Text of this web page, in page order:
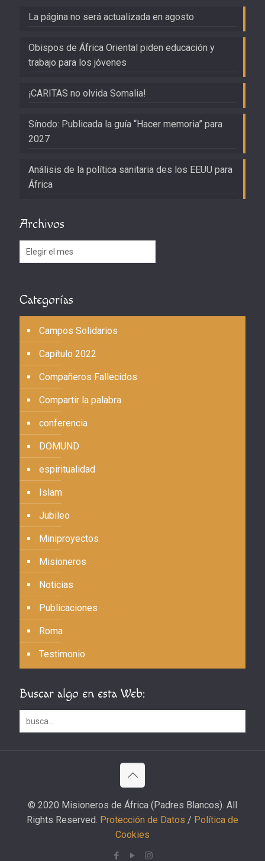
La página no será actualizada en agosto
Obispos de África Oriental piden educación y
trabajo para los jóvenes
¡CARITAS no olvida Somalia!
Sínodo: Publicada la guía “Hacer memoria” para
2027
Análisis de la política sanitaria des los EEUU para
África
Archivos
Archivos
Categorías
Campos Solidarios
Capítulo 2022
Compañeros Fallecidos
Compartir la palabra
conferencia
DOMUND
espiritualidad
Islam
Jubileo
Miniproyectos
Misioneros
Noticias
Publicaciones
Roma
Testimonio
Buscar algo en esta Web:
© 2020 Misioneros de África (Padres Blancos). All
Rights Reserved. Protección de Datos / Política de
Cookies